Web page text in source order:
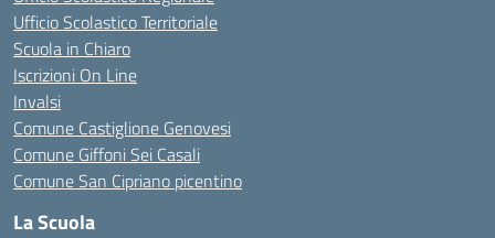
Ufficio Scolastico Territoriale
Scuola in Chiaro
Iscrizioni On Line
Invalsi
Comune Castiglione Genovesi
Comune Giffoni Sei Casali
Comune San Cipriano picentino
La Scuola